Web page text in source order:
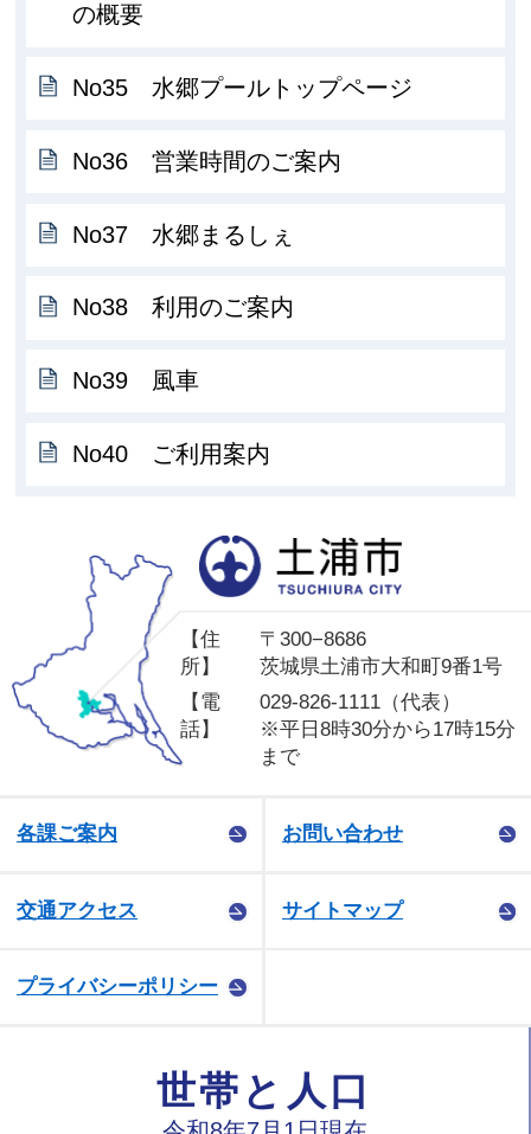
の概要
No35 水郷プールトップページ
No36 営業時間のご案内
No37 水郷まるしぇ
No38 利用のご案内
No39 風車
No40 ご利用案内
【住
所】
〒300−8686
茨城県土浦市大和町9番1号
【電
話】
029-826-1111（代表）
※平日8時30分から17時15分
まで
各課ご案内 お問い合わせ
交通アクセス サイトマップ
プライバシーポリシー